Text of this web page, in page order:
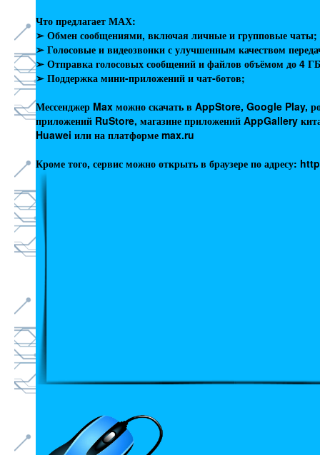
Что предлагает МАХ:
➢ Обмен сообщениями, включая личные и групповые чаты;
➢ Голосовые и видеозвонки с улучшенным качеством
➢ Отправка голосовых сообщений и файлов объёмом до 4
➢ Поддержка мини-приложений и чат-ботов;
Мессенджер Max можно скачать в AppStore, Google Play,
приложений RuStore, магазине приложений AppGallery
Huawei или на платформе max.ru
Кроме того, сервис можно открыть в браузере по адресу: